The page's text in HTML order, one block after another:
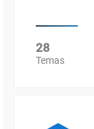
28
Temas